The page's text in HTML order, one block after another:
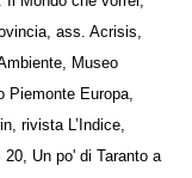
Mondo che vorrei,
ass. Acrisis, ass.
Museo Nazionale
Controluce
Piemonte
Taranto a Torino, ecc.